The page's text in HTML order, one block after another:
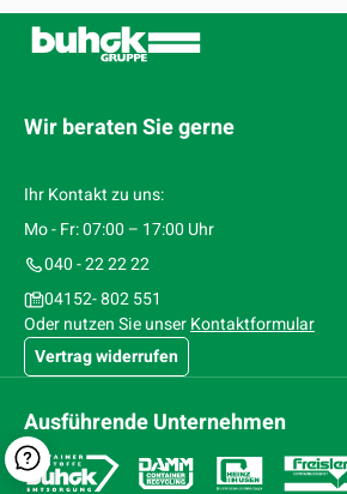
Kontaktformular
Wir beraten Sie gerne
Ihr Kontakt zu uns:
Mo - Fr: 07:00 – 17:00 Uhr
040 - 22 22 22
04152- 802 551
Oder nutzen Sie unserKontaktformular
Vertrag widerrufen
Ausführende Unternehmen